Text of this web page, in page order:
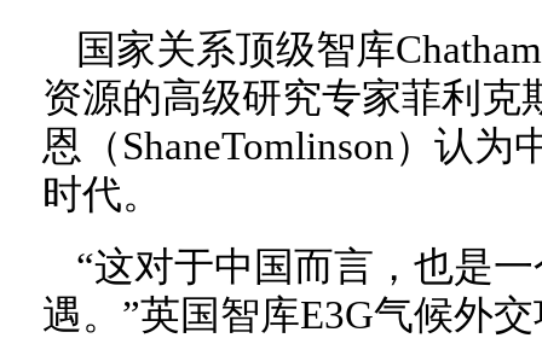
国家关系顶级智库
资源的高级研究专家菲利克
恩（ShaneTomlinson）认
时代。
“这对于中国而言，也是
遇。”英国智库E3G气候外